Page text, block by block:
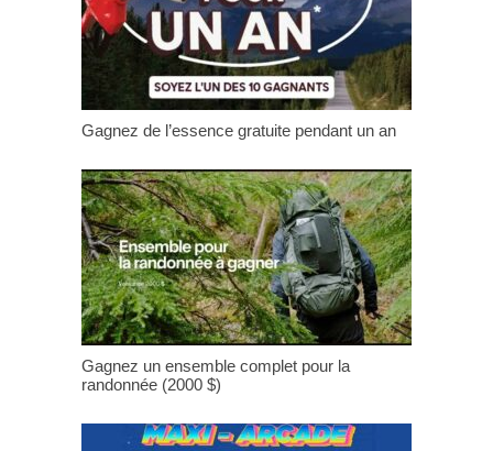
Gagnez de l’essence gratuite pendant un an
Gagnez un ensemble complet pour la
randonnée (2000 $)